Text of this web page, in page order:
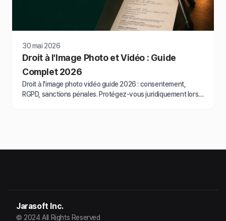
30 mai 2026
Droit à l'Image Photo et Vidéo : Guide
Complet 2026
Droit à l'image photo vidéo guide 2026 : consentement,
RGPD, sanctions pénales. Protégez-vous juridiquement lors
Jarasoft Inc.
© 2024 All Rights Reserved